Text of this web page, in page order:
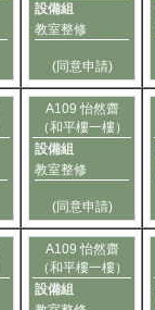
設備組
教室整修
(同意申請)
A109 怡然齋
（和平樓一樓）
設備組
教室整修
(同意申請)
A109 怡然齋
（和平樓一樓）
設備組